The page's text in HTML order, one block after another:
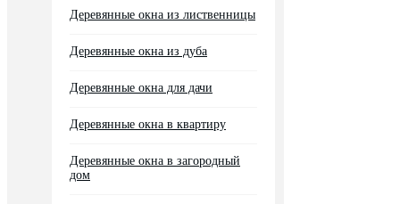
Деревянные окна из лиственницы
Деревянные окна из дуба
Деревянные окна для дачи
Деревянные окна в квартиру
Деревянные окна в загородный
дом